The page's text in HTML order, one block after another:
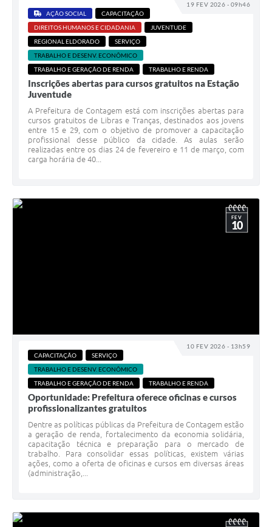
19 FEV 2026 - 09h46
AÇÃO SOCIAL
CAPACITAÇÃO
DIREITOS HUMANOS E CIDADANIA
JUVENTUDE
REGIONAL ELDORADO
SERVIÇO
TRABALHO E DESENV. ECONÔMICO
TRABALHO E GERAÇÃO DE RENDA
TRABALHO E RENDA
Inscrições abertas para cursos gratuitos na Estação
Juventude
A Prefeitura de Contagem está com inscrições abertas para
cursos gratuitos de Libras e Tranças, destinados aos jovens
entre 15 e 29, com o objetivo de promover a capacitação
profissional desse público da cidade. As aulas serão
realizadas entre os dias 24 de fevereiro e 11 de março, com
carga horária de 40...
10 FEV 2026 - 13h59
FEV
10
CAPACITAÇÃO
SERVIÇO
TRABALHO E DESENV. ECONÔMICO
TRABALHO E GERAÇÃO DE RENDA
TRABALHO E RENDA
Oportunidade: Prefeitura oferece oficinas e cursos
profissionalizantes gratuitos
Dentre as políticas públicas da Prefeitura de Contagem estão
a geração de renda, fortalecimento da economia solidária,
capacitação técnica e preparação para o mercado de
trabalho. Para consolidar essas políticas, existem várias
ações, como a oferta de oficinas e cursos em diversas áreas
(administração,...